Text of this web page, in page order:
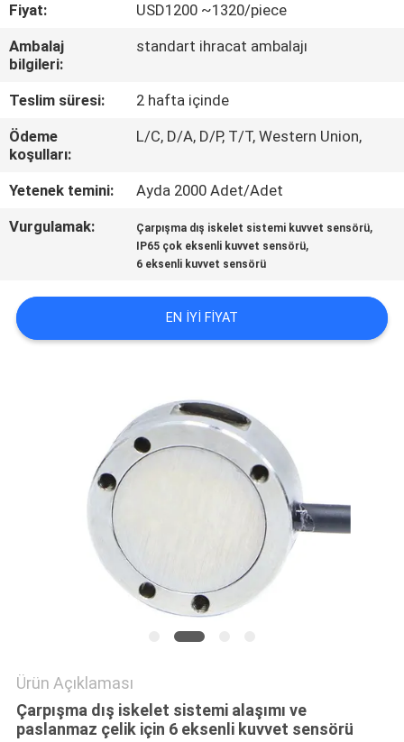
BIZE
ULAŞIN
BIR
TEKLIF
ISTEĞI
SITE
GIZLILIK
POLITIKASI
Fiyat:
USD1200 ~1320/piece
Ambalaj
bilgileri:
standart ihracat ambalajı
Teslim süresi:
2 hafta içinde
Ödeme
koşulları:
L/C, D/A, D/P, T/T, Western Union,
Yetenek temini:
Ayda 2000 Adet/Adet
Vurgulamak:
Çarpışma dış iskelet sistemi kuvvet sensörü,
IP65 çok eksenli kuvvet sensörü,
6 eksenli kuvvet sensörü
EN IYI FIYAT
Ürün Açıklaması
Çarpışma dış iskelet sistemi alaşımı ve
paslanmaz çelik için 6 eksenli kuvvet sensörü